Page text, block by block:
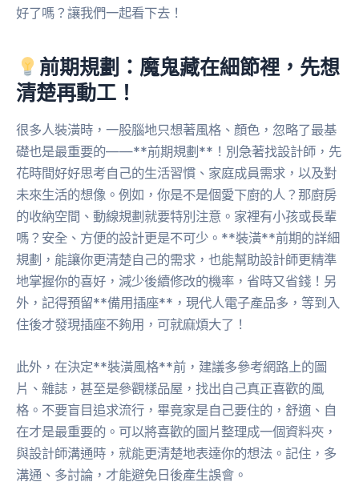
好了嗎？讓我們一起看下去！
前期規劃：魔鬼藏在細節裡，先想
清楚再動工！
很多人裝潢時，一股腦地只想著風格、顏色，忽略了最基
礎也是最重要的——**前期規劃**！別急著找設計師，先
花時間好好思考自己的生活習慣、家庭成員需求，以及對
未來生活的想像。例如，你是不是個愛下廚的人？那廚房
的收納空間、動線規劃就要特別注意。家裡有小孩或長輩
嗎？安全、方便的設計更是不可少。**裝潢**前期的詳細
規劃，能讓你更清楚自己的需求，也能幫助設計師更精準
地掌握你的喜好，減少後續修改的機率，省時又省錢！另
外，記得預留**備用插座**，現代人電子產品多，等到入
住後才發現插座不夠用，可就麻煩大了！
此外，在決定**裝潢風格**前，建議多參考網路上的圖
片、雜誌，甚至是參觀樣品屋，找出自己真正喜歡的風
格。不要盲目追求流行，畢竟家是自己要住的，舒適、自
在才是最重要的。可以將喜歡的圖片整理成一個資料夾，
與設計師溝通時，就能更清楚地表達你的想法。記住，多
溝通、多討論，才能避免日後產生誤會。